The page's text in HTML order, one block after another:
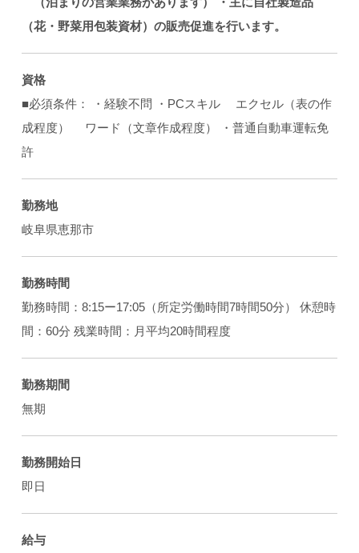
（花・野菜用包装資材）の販売促進を行います。
資格
■必須条件： ・経験不問 ・PCスキル エクセル（表の作
成程度） ワード（文章作成程度） ・普通自動車運転免
許
勤務地
岐阜県恵那市
勤務時間
勤務時間：8:15ー17:05（所定労働時間7時間50分） 休憩時
間：60分 残業時間：月平均20時間程度
勤務期間
無期
勤務開始日
即日
給与